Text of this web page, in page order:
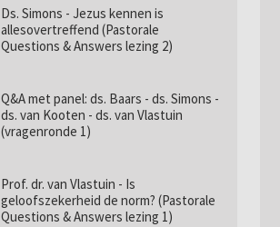
Ds. Simons - Jezus kennen is
allesovertreffend (Pastorale
Questions & Answers lezing 2)
Q&A met panel: ds. Baars - ds. Simons -
ds. van Kooten - ds. van Vlastuin
(vragenronde 1)
Prof. dr. van Vlastuin - Is
geloofszekerheid de norm? (Pastorale
Questions & Answers lezing 1)